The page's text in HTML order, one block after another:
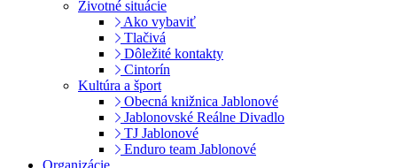
Životné situácie
Ako vybaviť
Tlačivá
Dôležité kontakty
Cintorín
Kultúra a šport
Obecná knižnica Jablonové
Jablonovské Reálne Divadlo
TJ Jablonové
Enduro team Jablonové
Organizácie